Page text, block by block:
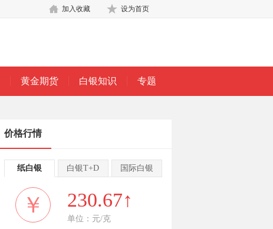
设为首页
加入收藏
黄金期货 白银知识 专题
价格行情
纸白银 白银T+D 国际白银
￥ 230.67↑
单位：元/克